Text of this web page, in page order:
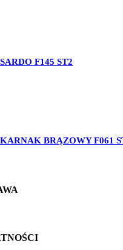
F145 ST2
BRĄZOWY F061